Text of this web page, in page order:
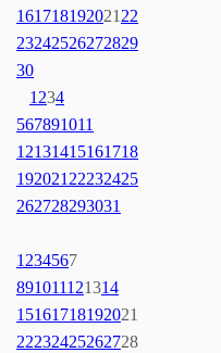
161718192021 22
23242526272829
30
1 234
567891011
12131415161718
192021 22232425
262728293031
1 234567
891011121314
15161718192021
22232425262728